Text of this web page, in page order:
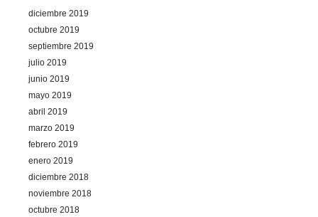
diciembre 2019
octubre 2019
septiembre 2019
julio 2019
junio 2019
mayo 2019
abril 2019
marzo 2019
febrero 2019
enero 2019
diciembre 2018
noviembre 2018
octubre 2018